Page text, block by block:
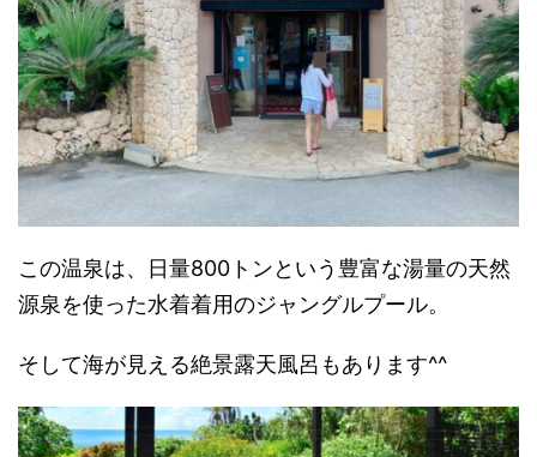
この温泉は、日量800トンという豊富な湯量の天然
源泉を使った水着着用のジャングルプール。
そして海が見える絶景露天風呂もあります^^